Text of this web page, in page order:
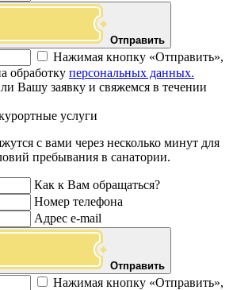
Отправить
Нажимая кнопку «Отправить»,
обработку персональных данных.
Вашу заявку и свяжемся в течении
услуги
с вами через несколько минут для
пребывания в санатории.
Как к Вам обращаться?
Номер телефона
Адрес e-mail
Отправить
Нажимая кнопку «Отправить»,